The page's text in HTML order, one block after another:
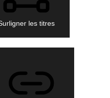
les titres